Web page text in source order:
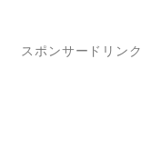
スポンサードリンク